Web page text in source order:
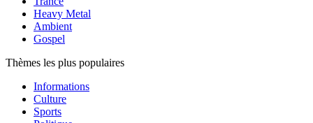
Heavy Metal
Ambient
Gospel
Thèmes les plus populaires
Informations
Culture
Sports